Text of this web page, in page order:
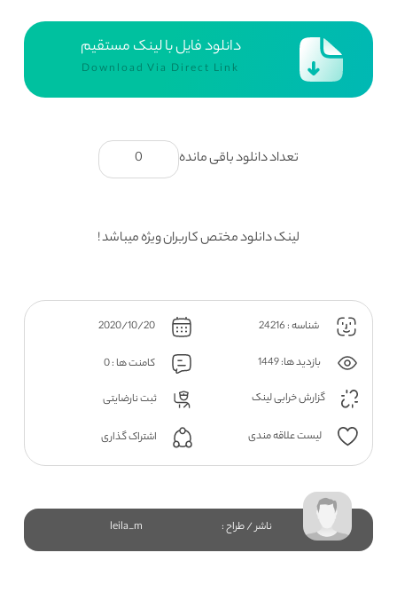
دانلود فایل با لینک مستقیم
Download Via Direct Link
تعداد دانلود باقی مانده 0
لینک دانلود مختص کاربران ویژه میباشد !
شناسه : 24216 2020/10/20
بازدید ها: 1449
کامنت ها : 0
گزارش خرابی لینک
ثبت نارضایتی
لیست علاقه مندی اشتراک گذاری
ناشر / طراح : leila_m